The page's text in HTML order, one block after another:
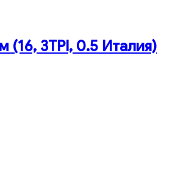
(16, 3TPI, 0.5 Италия)